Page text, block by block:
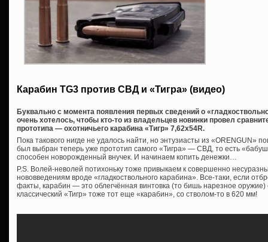
Карабин TG3 против СВД и «Тигра» (видео)
Буквально с момента появления первых сведений о
очень хотелось, чтобы кто-то из владельцев новинки провел
прототипа — охотничьего карабина «Тигр» 7,62х54R.
Пока такового нигде не удалось найти, но энтузиасты из «ORENGUN»
был выбран теперь уже прототип самого «Тигра» — СВД, то есть
способен новорожденный внучек. И начинаем копить денежки…
P.S. Волей-неволей потихоньку тоже привыкаем к совершенно
нововведениям вроде «гладкоствольного карабина». Все-таки, если
факты, карабин — это облегчённая винтовка (то бишь нарезное оружие)
классический «Тигр» тоже тот еще «карабин», со стволом-то в 620 мм!